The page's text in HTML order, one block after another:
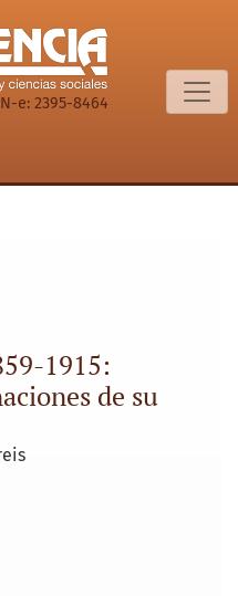
y determinaciones
e: 2395-8464
1915:
de su